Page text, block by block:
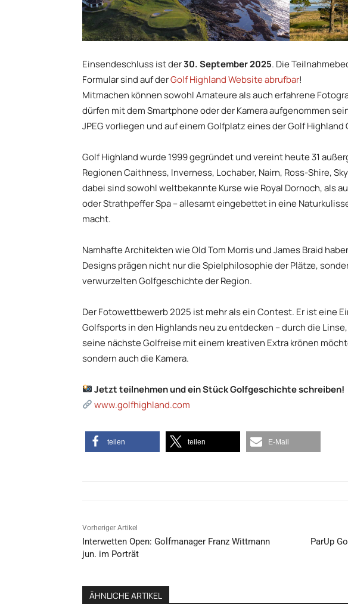
Einsendeschluss ist der30. September 2025. Die
Formular sind auf derGolf Highland Website abrufbar!
Mitmachen können sowohl Amateure als auch erfahrene
dürfen mit dem Smartphone oder der Kamera aufgenommen
JPEG vorliegen und auf einem Golfplatz eines der Golf
Golf Highland wurde 1999 gegründet und vereint heute 31
Regionen Caithness, Inverness, Lochaber, Nairn, Ross-Shire,
dabei sind sowohl weltbekannte Kurse wie Royal Dornoch, als
oder Strathpeffer Spa – allesamt eingebettet in eine
macht.
Namhafte Architekten wie Old Tom Morris und James Braid
Designs prägen nicht nur die Spielphilosophie der Plätze,
verwurzelten Golfgeschichte der Region.
Der Fotowettbewerb 2025 ist mehr als ein Contest. Er ist eine
Golfsports in den Highlands neu zu entdecken – durch die
seine nächste Golfreise mit einem kreativen Extra krönen
sondern auch die Kamera.
Jetzt teilnehmen und ein Stück Golfgeschichte schreiben!
www.golfhighland.com
teilen teilen E-Mail
Vorheriger Artikel
Interwetten Open: Golfmanager Franz Wittmann
jun. im Porträt
ParUp
ÄHNLICHE ARTIKEL